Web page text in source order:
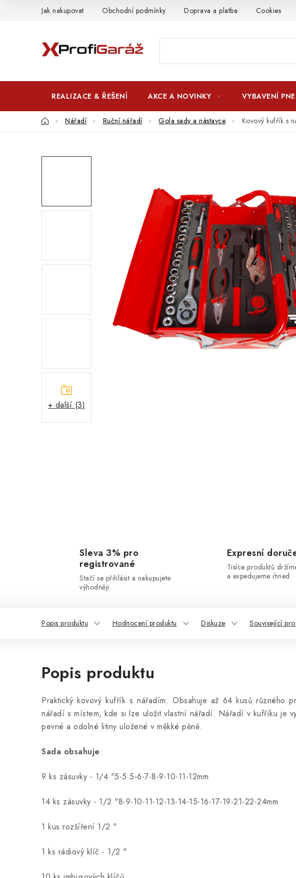
Jak nakupovat Obchodní podmínky Doprava a platba Cookies
REALIZACE & ŘEŠENÍ AKCE A NOVINKY VYBAVENÍ
DomůNářadí Ruční nářadí Gola sady a nástavce Kovový kufřík s
+ další (3)
Sleva 3% pro
registrované
Stačí se přihlásit a nakupujete
výhodněji.
Expresní
Tisíce produktů
a expedujeme ihned.
Popis produktu Hodnocení produktu Diskuze Související
Popis produktu
Praktický kovový kufřík s nářadím. Obsahuje až 64 kusů různého
nářadí s místem, kde si lze uložit vlastní nářadí. Nářadí v kufříku je
pevné a odolné litiny uložené v měkké pěně.
Sada obsahuje:
9 ks zásuvky - 1/4 "5-5.5-6-7-8-9-10-11-12mm
14 ks zásuvky - 1/2 "8-9-10-11-12-13-14-15-16-17-19-21-22-24mm
1 kus rozšíření 1/2 "
1 ks rádiový klíč - 1/2 "